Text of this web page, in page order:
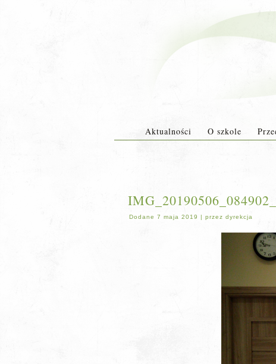
Aktualności O szkole
Dodane 7 maja 2019 | przez dyrekcja